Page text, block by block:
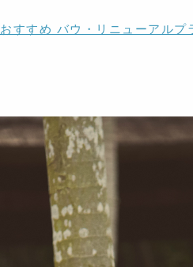
おすすめ バウ・リニューアルプ